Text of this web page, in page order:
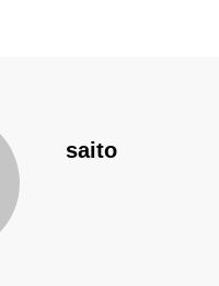
saito